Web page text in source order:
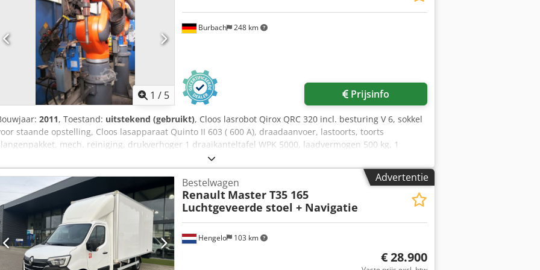
1 / 5
Burbach 248 km
Prijsinfo
2011, Toestand: uitstekend (gebruikt), Cloos lasrobot Qirox QRC 320 incl. besturing V 6, sokkel
staande opstelling, Cloos lasapparaat Quinto II 603 ( 600 A), draadaanvoer, lastoorts, toorts
mech. reiniging, drukverhoger 1 draaikanteltafel WPK 5000, laadvermogen 500 kg, 1
startvoorkeuze, 1 bediening voor door de klant geleverde schuifdeur gasmondstuksensor, zoeken naar
punteditor Apparaat is volledig gereviseerd en onderhouden voor aflevering. Tweede station
met een andere, identieke draaikanteltafel mogelijk. Dcsdpfx Adjizwv No Iok
Advertentie
Hengelo 103 km
Bestelwagen
Renault Master T35 165
Luchtgeveerde stoel + Navigatie
€ 28.900